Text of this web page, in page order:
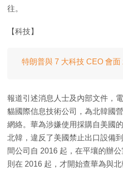
往。
【科技】
特朗普與 7 大科技 CEO 會
報道引述消息人士及內部文件，
貓國際信息技術公司，為北韓國
網絡。華為涉嫌使用採購自美國
北韓，違反了美國禁止出口設備
間公司自 2016 起，在平壤的辦
則在 2016 起，才開始查華為與